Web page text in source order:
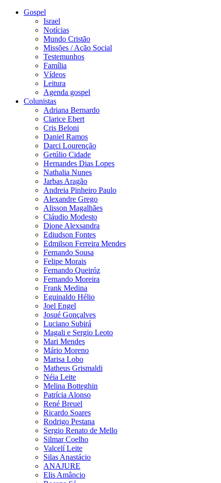
Gospel
Israel
Notícias
Mundo Cristão
Missões / Ação Social
Testemunhos
Família
Vídeos
Leitura
Agenda gospel
Colunistas
Adriana Bernardo
Clarice Ebert
Cris Beloni
Daniel Ramos
Darci Lourenção
Getúlio Cidade
Hernandes Dias Lopes
Nathalia Nunes
Jarbas Aragão
Andreia Pinheiro Paulo
Alexandre Grego
Alisson Magalhães
Cláudio Modesto
Dione Alexsandra
Ediudson Fontes
Edmilson Ferreira Mendes
Fernando Sousa
Felipe Morais
Fernando Queiróz
Fernando Moreira
Frank Medina
Eguinaldo Hélio
Joel Engel
Josué Gonçalves
Luciano Subirá
Magali e Sergio Leoto
Mari Mendes
Mário Moreno
Marisa Lobo
Matheus Grismaldi
Néia Leite
Melina Botteghin
Patrícia Alonso
René Breuel
Ricardo Soares
Rodrigo Pestana
Sergio Renato de Mello
Silmar Coelho
Valcelí Leite
Silas Anastácio
ANAJURE
Elis Amâncio